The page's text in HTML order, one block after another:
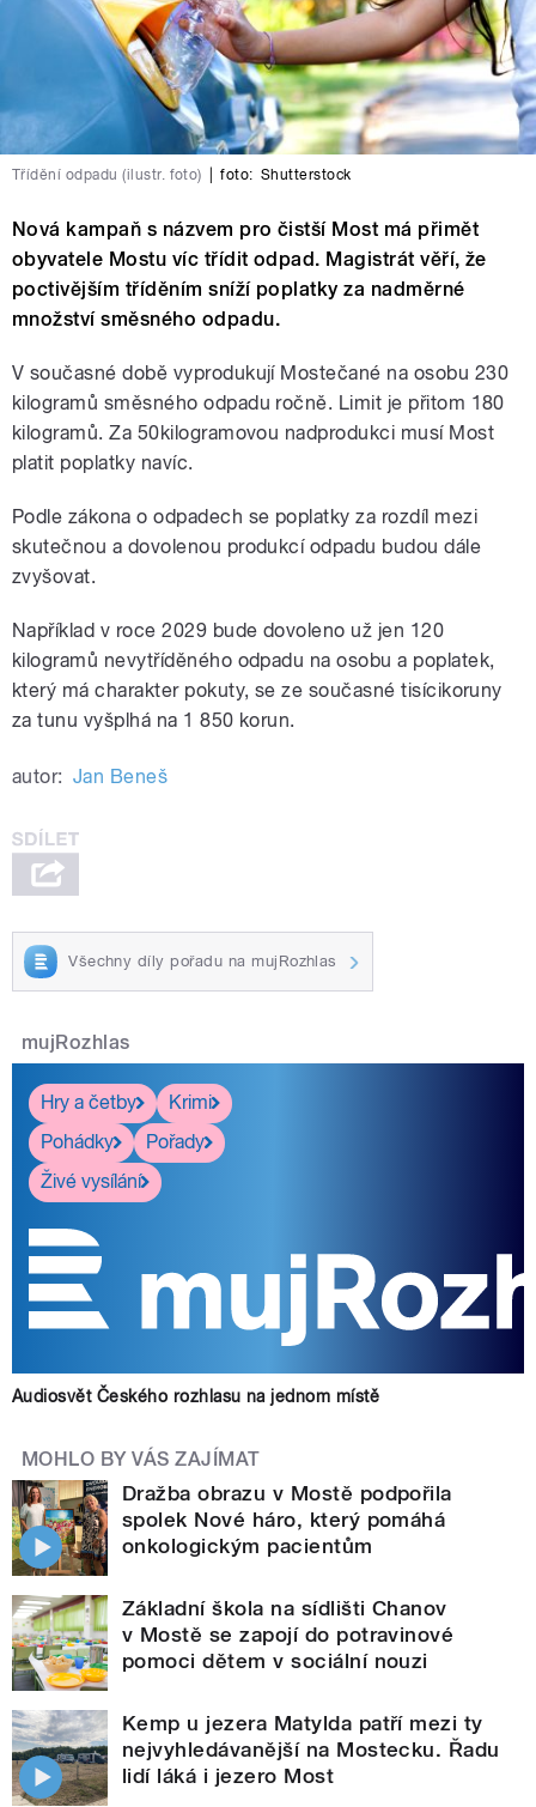
Třídění odpadu (ilustr. foto) foto: Shutterstock
Nová kampaň s názvem pro čistší Most má přimět
obyvatele Mostu víc třídit odpad. Magistrát věří, že
poctivějším tříděním sníží poplatky za nadměrné
množství směsného odpadu.
V současné době vyprodukují Mostečané na osobu 230
kilogramů směsného odpadu ročně. Limit je přitom 180
kilogramů. Za 50kilogramovou nadprodukci musí Most
platit poplatky navíc.
Podle zákona o odpadech se poplatky za rozdíl mezi
skutečnou a dovolenou produkcí odpadu budou dále
zvyšovat.
Například v roce 2029 bude dovoleno už jen 120
kilogramů nevytříděného odpadu na osobu a poplatek,
který má charakter pokuty, se ze současné tisícikoruny
za tunu vyšplhá na 1 850 korun.
autor: Jan Beneš
Všechny díly pořadu na mujRozhlas
mujRozhlas
Hry a četby
Krimi
Pohádky
Pořady
Živé vysílání
Audiosvět Českého rozhlasu na jednom místě
MOHLO BY VÁS ZAJÍMAT
Dražba obrazu v Mostě podpořila
spolek Nové háro, který pomáhá
onkologickým pacientům
Základní škola na sídlišti Chanov
v Mostě se zapojí do potravinové
pomoci dětem v sociální nouzi
Kemp u jezera Matylda patří mezi ty
nejvyhledávanější na Mostecku. Řadu
lidí láká i jezero Most